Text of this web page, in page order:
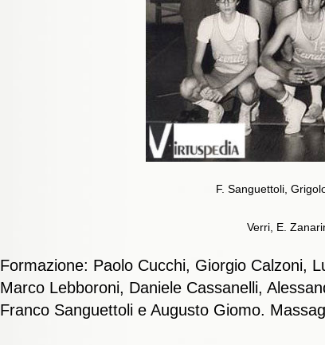
F. Sanguettoli,
Verri, E.
Formazione: Paolo Cucchi, Giorgio Calzoni,
Marco Lebboroni, Daniele Cassanelli,
Franco Sanguettoli e Augusto Giomo.